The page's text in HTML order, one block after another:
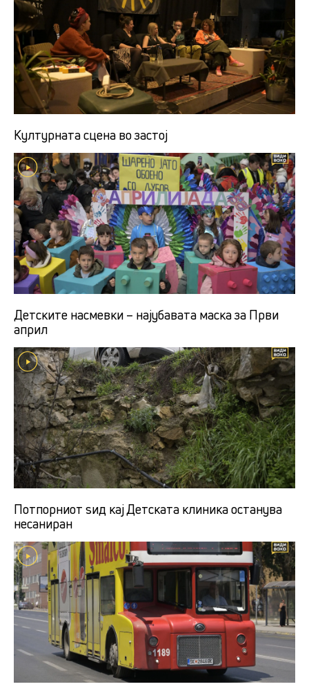
Културната сцена во застој
Детските насмевки – најубавата маска за Први
април
Потпорниот ѕид кај Детската клиника останува
несаниран